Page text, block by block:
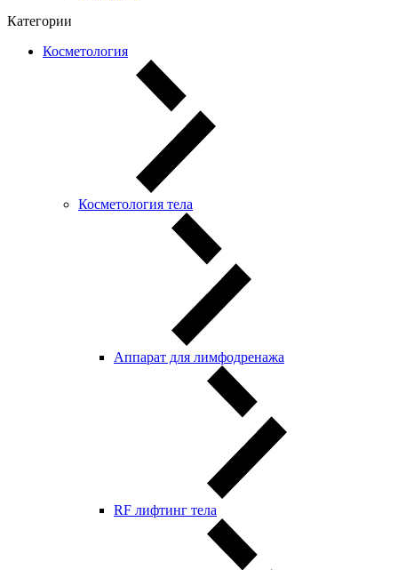
Категории
Косметология
Косметология тела
Аппарат для лимфодренажа
RF лифтинг тела